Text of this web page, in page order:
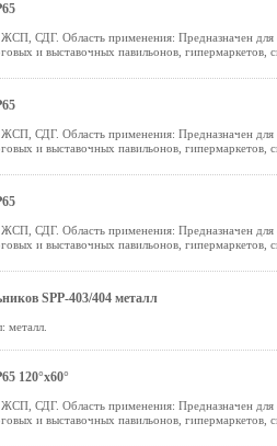
СДГ. Область применения: Предназначен для
и выставочных павильонов, гипермаркетов,
СДГ. Область применения: Предназначен для
и выставочных павильонов, гипермаркетов,
СДГ. Область применения: Предназначен для
и выставочных павильонов, гипермаркетов,
SPP-403/404 металл
металл.
120°х60°
СДГ. Область применения: Предназначен для
и выставочных павильонов, гипермаркетов,